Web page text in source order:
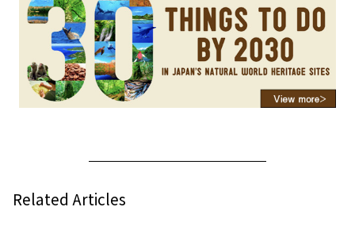
Related Articles